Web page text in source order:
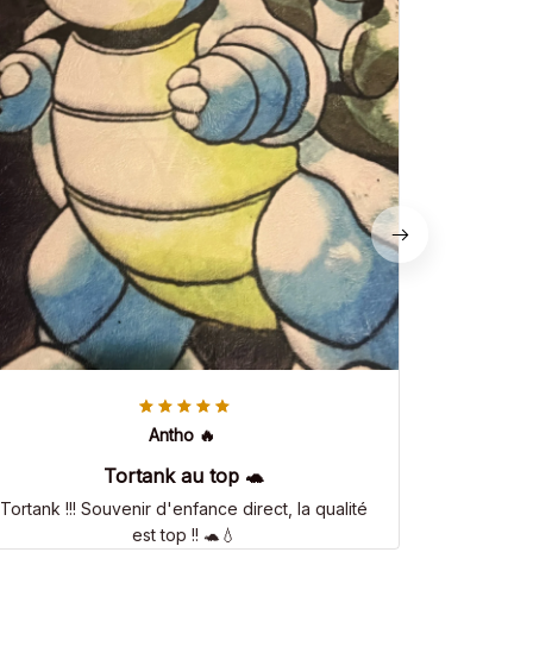
Antho 🔥
Tortank au top 🐢
Tortank !!! Souvenir d'enfance direct, la qualité
est top !! 🐢💧